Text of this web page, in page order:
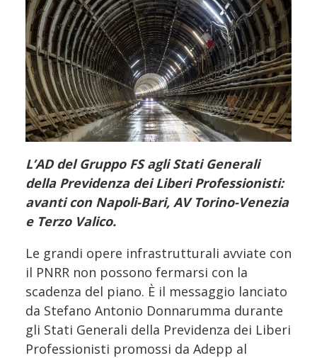
L’AD del Gruppo FS agli Stati Generali
della Previdenza dei Liberi Professionisti:
avanti con Napoli-Bari, AV Torino-Venezia
e Terzo Valico.
Le grandi opere infrastrutturali avviate con
il PNRR non possono fermarsi con la
scadenza del piano. È il messaggio lanciato
da Stefano Antonio Donnarumma durante
gli Stati Generali della Previdenza dei Liberi
Professionisti promossi da Adepp al